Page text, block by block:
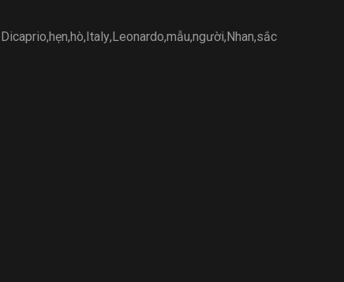
Dicaprio,hẹn,hò,Italy,Leonardo,mẫu,người,Nhan,sắc